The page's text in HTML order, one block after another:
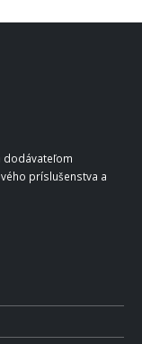
dodávateľom
príslušenstva a